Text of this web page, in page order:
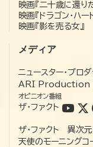
映画『二十歳に還り
映画『ドラゴン・ハ
映画『影を売る女』
メディア
ニュースター・プロダ
ARI Production
オピニオン番組
ザ・ファクト
ザ・ファクト 異次元
天使のモーニングコ